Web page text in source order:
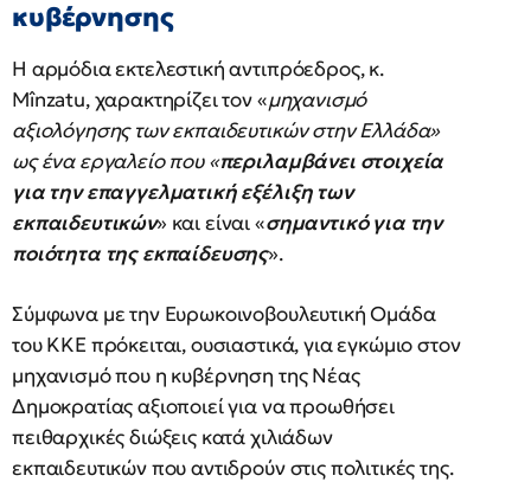
κυβέρνησης
Η αρμόδια εκτελεστική αντιπρόεδρος, κ.
Mînzatu, χαρακτηρίζει τον «μηχανισμό
αξιολόγησης των εκπαιδευτικών στην Ελλάδα»
ως ένα εργαλείο που «περιλαμβάνει στοιχεία
για την επαγγελματική εξέλιξη των
εκπαιδευτικών» και είναι «σημαντικό για την
ποιότητα της εκπαίδευσης».
Σύμφωνα με την Ευρωκοινοβουλευτική Ομάδα
του ΚΚΕ πρόκειται, ουσιαστικά, για εγκώμιο στον
μηχανισμό που η κυβέρνηση της Νέας
Δημοκρατίας αξιοποιεί για να προωθήσει
πειθαρχικές διώξεις κατά χιλιάδων
εκπαιδευτικών που αντιδρούν στις πολιτικές της.